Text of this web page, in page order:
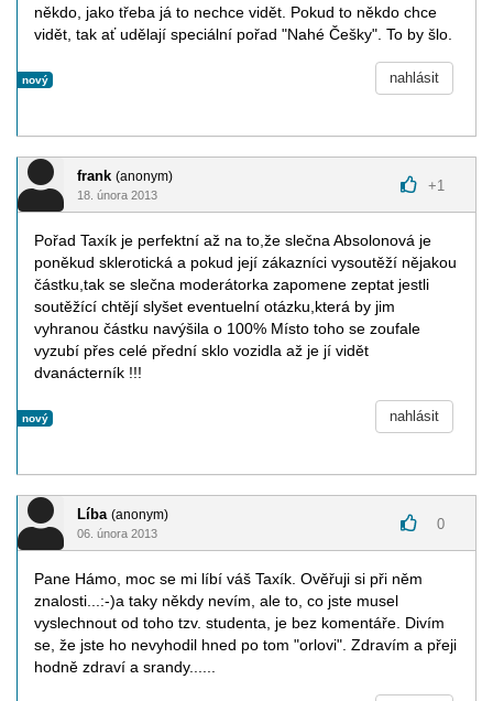
někdo, jako třeba já to nechce vidět. Pokud to někdo chce
vidět, tak ať udělají speciální pořad "Nahé Češky". To by šlo.
nový nahlásit
frank (anonym)
18. února 2013
+1
Pořad Taxík je perfektní až na to,že slečna Absolonová je
poněkud sklerotická a pokud její zákazníci vysoutěží nějakou
částku,tak se slečna moderátorka zapomene zeptat jestli
soutěžící chtějí slyšet eventuelní otázku,která by jim
vyhranou částku navýšila o 100% Místo toho se zoufale
vyzubí přes celé přední sklo vozidla až je jí vidět
dvanácterník !!!
nový nahlásit
Líba (anonym)
06. února 2013
0
Pane Hámo, moc se mi líbí váš Taxík. Ověřuji si při něm
znalosti...:-)a taky někdy nevím, ale to, co jste musel
vyslechnout od toho tzv. studenta, je bez komentáře. Divím
se, že jste ho nevyhodil hned po tom "orlovi". Zdravím a přeji
hodně zdraví a srandy......